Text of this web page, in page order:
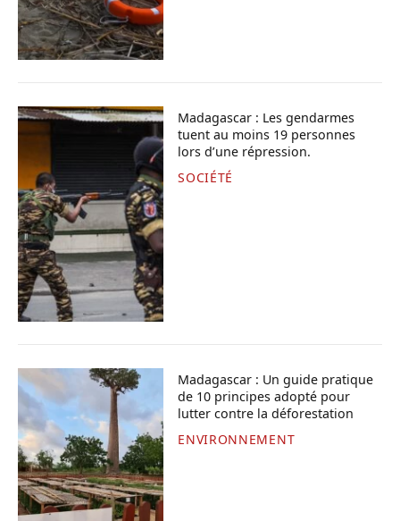
Madagascar : Les gendarmes
tuent au moins 19 personnes
lors d’une répression.
SOCIÉTÉ
Madagascar : Un guide pratique
de 10 principes adopté pour
lutter contre la déforestation
ENVIRONNEMENT